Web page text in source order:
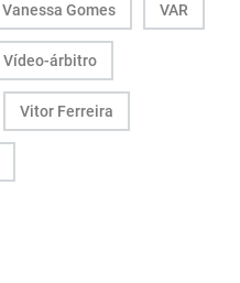
Vanessa Gomes VAR
Vídeo-árbitro
Vitor Ferreira